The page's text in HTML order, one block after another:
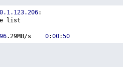
:
list
.29MB/s 0:00:50